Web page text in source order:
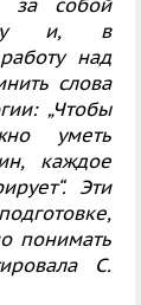
за собой
и, в
над
слова
„Чтобы
уметь
каждое
Эти
понимать
С.